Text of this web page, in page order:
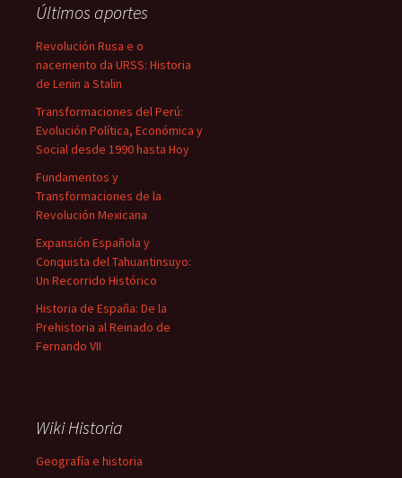
Últimos aportes
Revolución Rusa e o
nacemento da URSS: Historia
de Lenin a Stalin
Transformaciones del Perú:
Evolución Política, Económica y
Social desde 1990 hasta Hoy
Fundamentos y
Transformaciones de la
Revolución Mexicana
Expansión Española y
Conquista del Tahuantinsuyo:
Un Recorrido Histórico
Historia de España: De la
Prehistoria al Reinado de
Fernando VII
Wiki Historia
Geografía e historia